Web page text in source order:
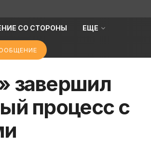
СО СТОРОНЫ ЕЩЕ
завершил
процесс с